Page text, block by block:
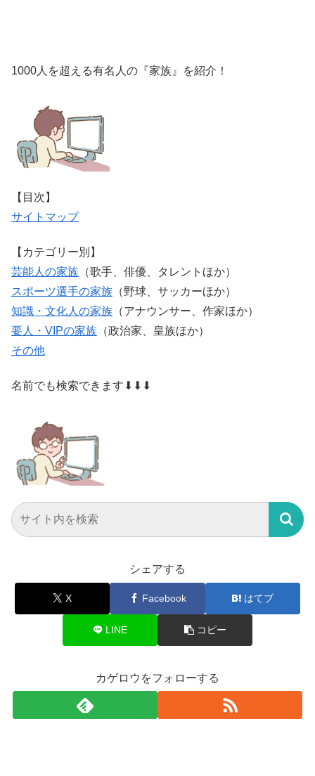
1000人を超える有名人の『家族』を紹介！
【目次】
サイトマップ
【カテゴリー別】
芸能人の家族 （歌手、俳優、タレントほか）
スポーツ選手の家族 （野球、サッカーほか）
知識・文化人の家族 （アナウンサー、作家ほか）
要人・VIPの家族 （政治家、皇族ほか）
その他
名前でも検索できます⬇⬇⬇
シェアする
X Facebook はてブ
LINE コピー
カゲロウをフォローする